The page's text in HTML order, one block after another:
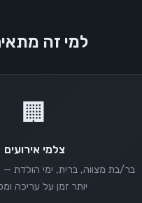
למי זה
🏢
צלמי אירועים
בר/בת מצווה, ברית, ימי הולדת —
יותר זמן על עריכה